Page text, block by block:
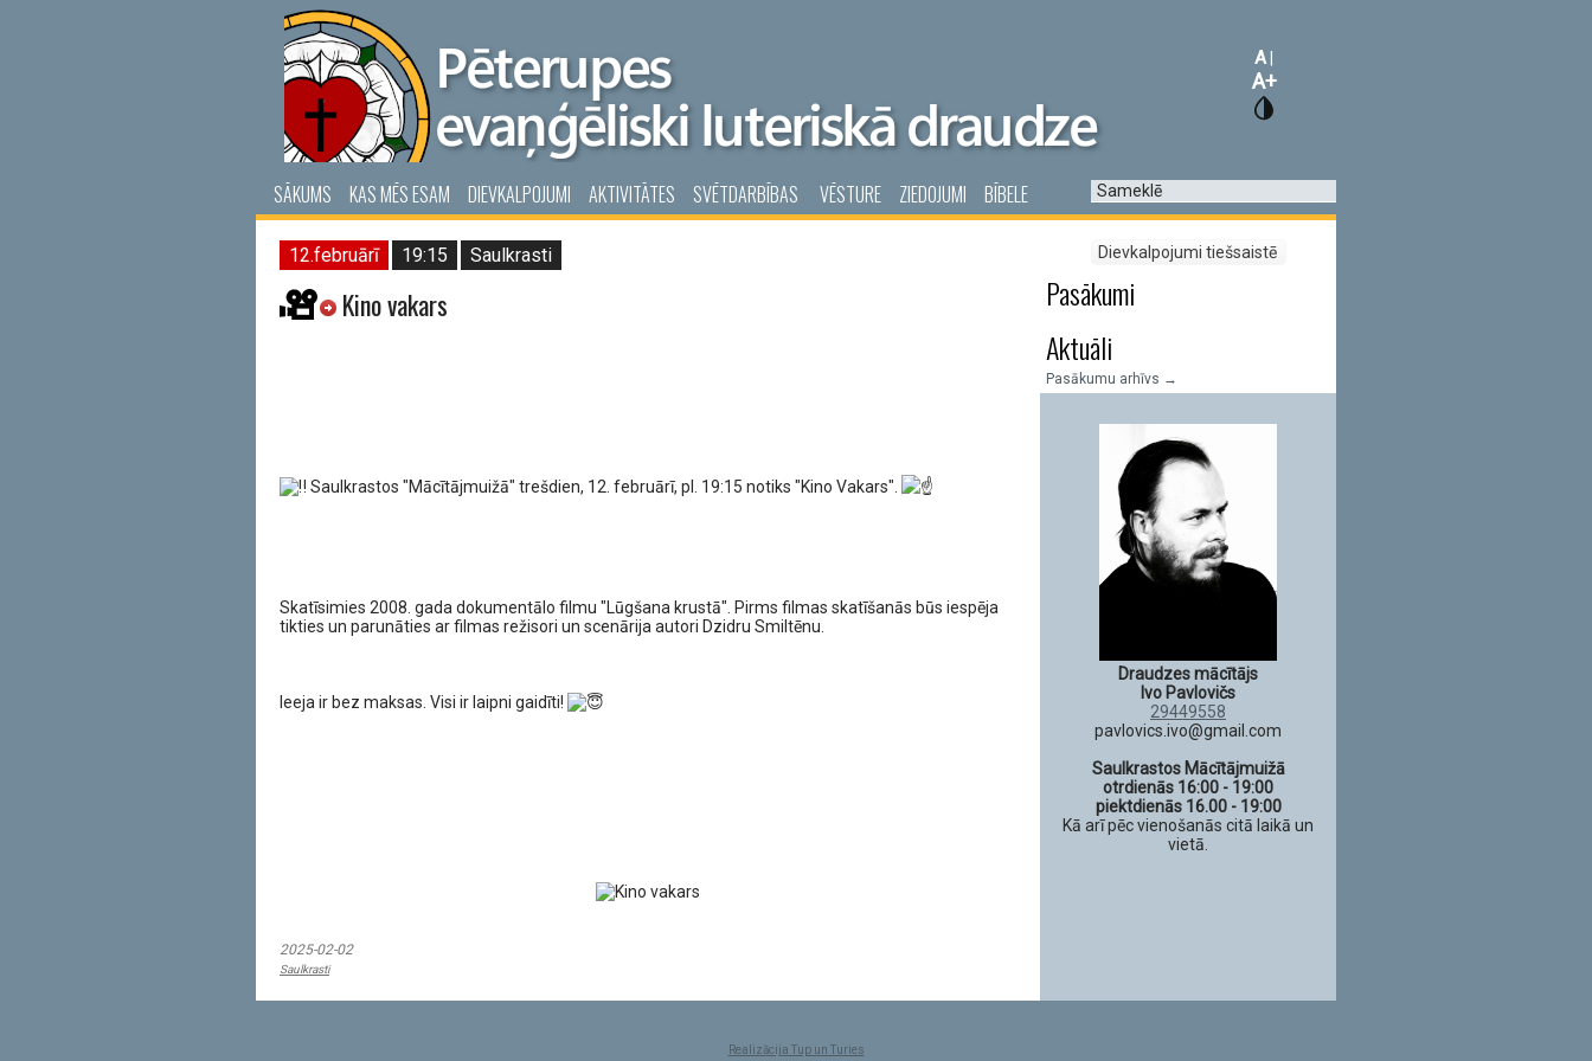
A
A+
SĀKUMS KAS MĒS ESAM DIEVKALPOJUMI AKTIVITĀTES SVĒTDARBĪBAS VĒSTURE ZIEDOJUMI BĪBELE
12.februārī 19:15 Saulkrasti
Kino vakars
Saulkrastos "Mācītājmuižā" trešdien, 12. februārī, pl. 19:15 notiks "Kino Vakars".
Skatīsimies 2008. gada dokumentālo filmu "Lūgšana krustā". Pirms filmas skatīšanās būs iespēja
tikties un parunāties ar filmas režisori un scenārija autori Dzidru Smiltēnu.
Ieeja ir bez maksas. Visi ir laipni gaidīti!
2025-02-02
Saulkrasti
Pasākumi
Aktuāli
Pasākumu arhīvs →
Draudzes mācītājs
Ivo Pavlovičs
29449558
pavlovics.ivo@gmail.com
Saulkrastos Mācītājmuižā
otrdienās 16:00 - 19:00
piektdienās 16.00 - 19:00
Kā arī pēc vienošanās citā laikā un
vietā.
Realizācija Tup un Turies